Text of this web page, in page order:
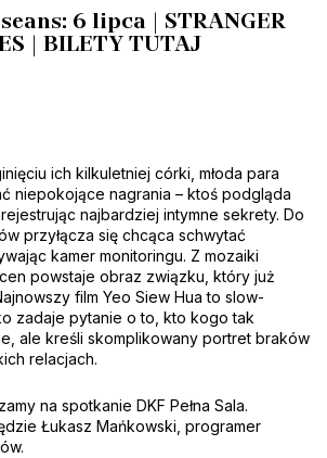
6 lipca | STRANGER
| BILETY TUTAJ
ich kilkuletniej córki, młoda para
niepokojące nagrania – ktoś podgląda
najbardziej intymne sekrety. Do
przyłącza się chcąca schwytać
kamer monitoringu. Z mozaiki
powstaje obraz związku, który już
film Yeo Siew Hua to slow-
zadaje pytanie o to, kto kogo tak
ale kreśli skomplikowany portret braków
relacjach.
na spotkanie DKF Pełna Sala.
Łukasz Mańkowski, programer